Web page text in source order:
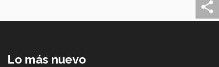
Lo más nuevo